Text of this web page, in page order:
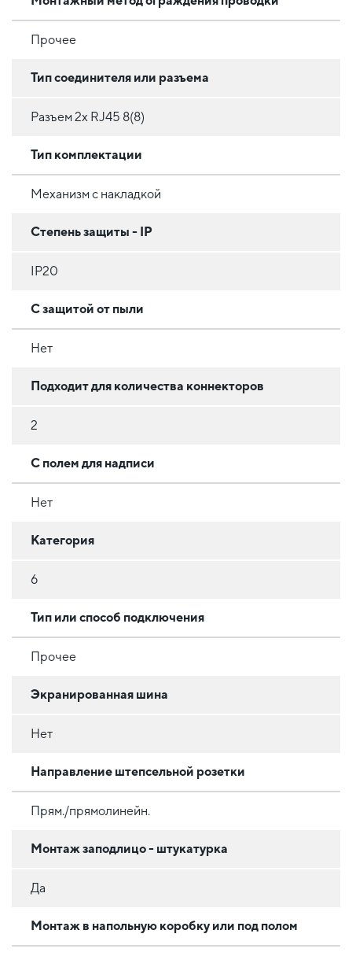
Прочее
Тип соединителя или разъема
Разъем 2x RJ45 8(8)
Тип комплектации
Механизм с накладкой
Степень защиты - IP
IP20
С защитой от пыли
Нет
Подходит для количества коннекторов
2
С полем для надписи
Нет
Категория
6
Тип или способ подключения
Прочее
Экранированная шина
Нет
Направление штепсельной розетки
Прям./прямолинейн.
Монтаж заподлицо - штукатурка
Да
Монтаж в напольную коробку или под полом